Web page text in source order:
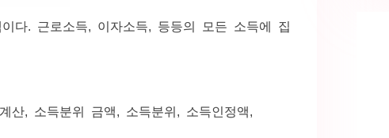
다. 근로소득, 이자소득, 등등의 모든 소득에 집